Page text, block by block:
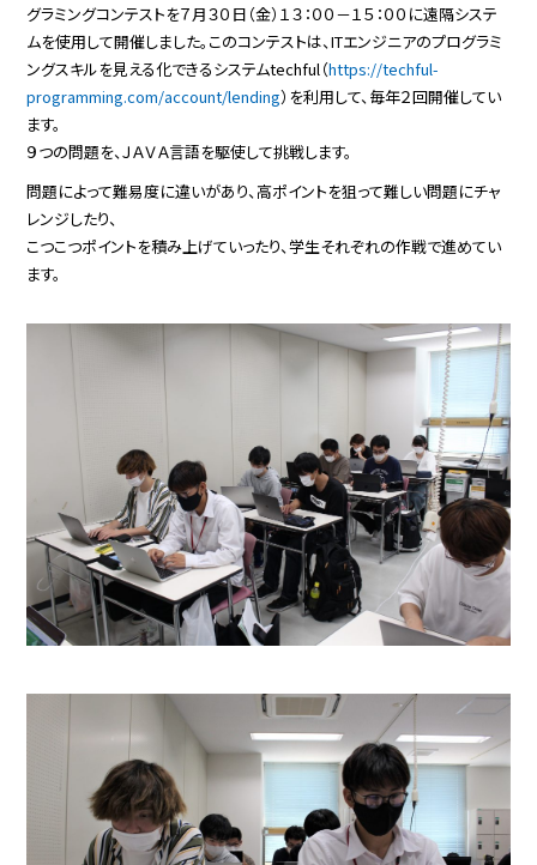
グラミングコンテストを７月３０日（金）１３：００－１５：００に遠隔システ
ムを使用して開催しました。このコンテストは、ITエンジニアのプログラミ
ングスキルを見える化できるシステムtechful（https://techful-
programming.com/account/lending）を利用して、毎年２回開催してい
ます。
９つの問題を、ＪＡＶＡ言語を駆使して挑戦します。
問題によって難易度に違いがあり、高ポイントを狙って難しい問題にチャ
レンジしたり、
こつこつポイントを積み上げていったり、学生それぞれの作戦で進めてい
ます。